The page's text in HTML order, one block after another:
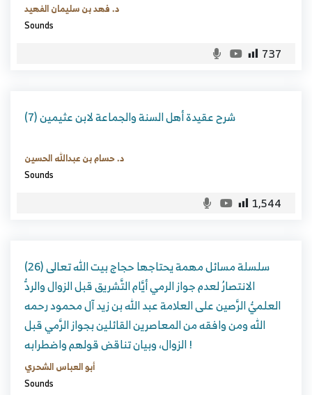
د. فهد بن سليمان الفهيد
Sounds
737
شرح عقيدة أهل السنة والجماعة لابن عثيمين (7)
د. حسام بن عبدالله الحسين
Sounds
1,544
سلسلة مسائل مهمة يحتاجها حجاج بيت الله تعالى (26)
الانتصارُ لعدم جواز الرمي أيَّام التَّشريق قبل الزوال والردُّ
العلميُّ الرَّصين على العلامة عبد الله بن زيد آل محمود رحمه
الله ومن وافقه من المعاصرين القائلين بجواز الرَّمي قبل
الزوال، وبيان تناقض قولهم واضطرابه !
أبو العباس الشحري
Sounds